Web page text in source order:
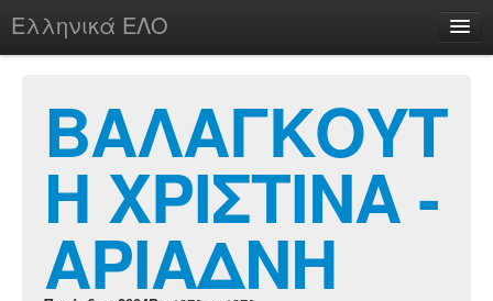
Ελληνικά ΕΛΟ
chesstu.be @ discord
Login
ΒΑΛΑΓΚΟΥΤ
Η ΧΡΙΣΤΙΝΑ -
ΑΡΙΑΔΝΗ